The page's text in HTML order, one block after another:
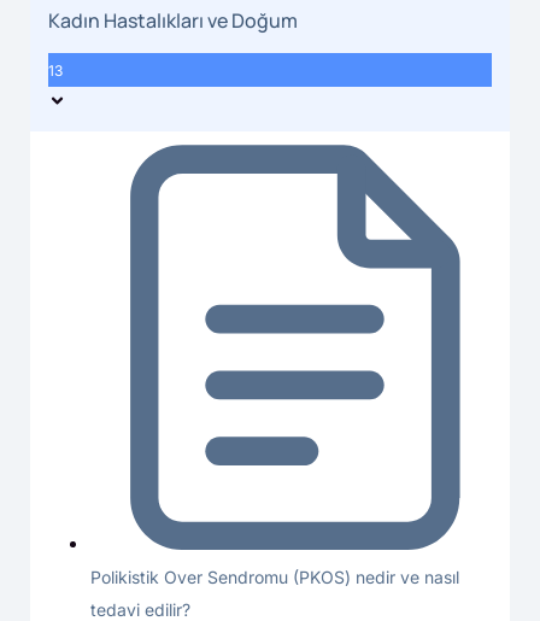
Kadın Hastalıkları ve Doğum
13
Polikistik Over Sendromu (PKOS) nedir ve nasıl
tedavi edilir?